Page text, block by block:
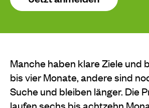
Manche haben klare Ziele und
bis vier Monate, andere sind
Suche und bleiben länger. Die
laufen sechs bis achtzehn